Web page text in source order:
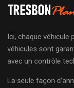
Ici, chaque véhicule
véhicules sont
avec un contrôle
La seule façon